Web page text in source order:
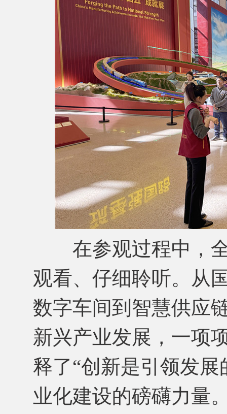
在参观过程中，全
观看、仔细聆听。从
数字车间到智慧供应
新兴产业发展，一项
释了“创新是引领发
业化建设的磅礴力量